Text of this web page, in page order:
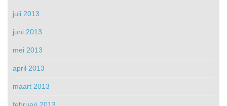
juli 2013
juni 2013
mei 2013
april 2013
maart 2013